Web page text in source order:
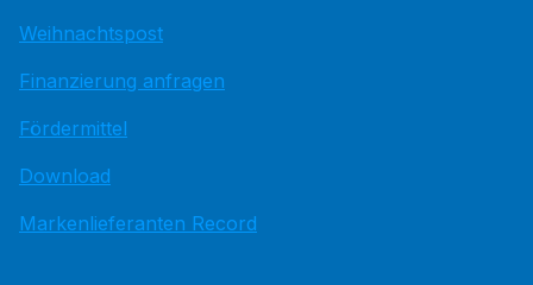
Weihnachtspost
Finanzierung anfragen
Fördermittel
Download
Markenlieferanten Record